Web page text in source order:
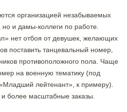
организацией незабываемых
и дамы-коллеги по работе.
нет отбоя от девушек, желающих
поставить танцевальный номер,
противоположного пола. Чаще
на военную тематику (под
лейтенант», к примеру).
более масштабные заказы.